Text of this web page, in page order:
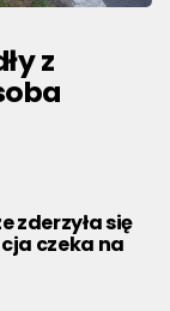
z
zderzyła się
czeka na